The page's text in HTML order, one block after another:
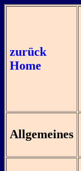
zurück
Home
Allgemeines